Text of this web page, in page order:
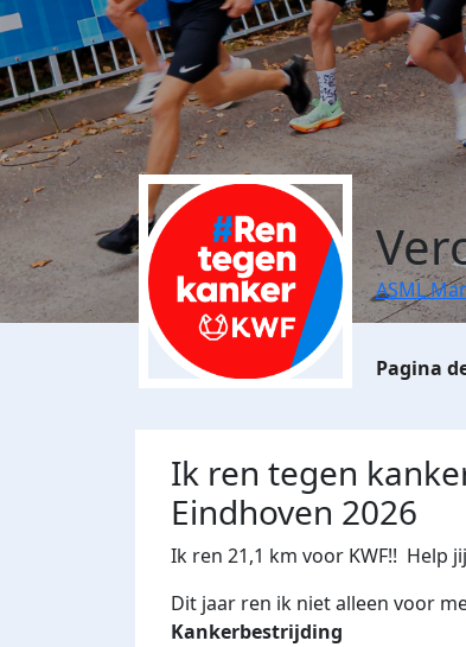
ASML
Ik ren tegen
Eindhoven 2026
Ik ren 21,1 km voor KWF!! Help
Dit jaar ren ik niet alleen voor
Kankerbestrijding